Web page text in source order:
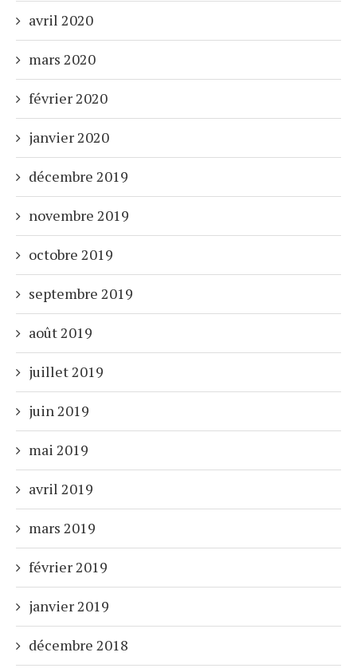
avril 2020
mars 2020
février 2020
janvier 2020
décembre 2019
novembre 2019
octobre 2019
septembre 2019
août 2019
juillet 2019
juin 2019
mai 2019
avril 2019
mars 2019
février 2019
janvier 2019
décembre 2018